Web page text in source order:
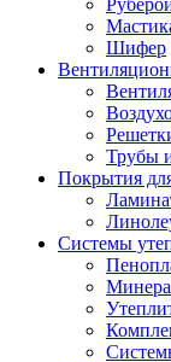
Шифер
Трубы
Покрытия
Системы